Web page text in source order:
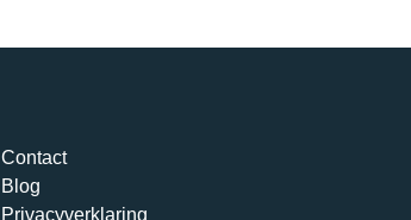
Contact
Blog
Privacyverklaring